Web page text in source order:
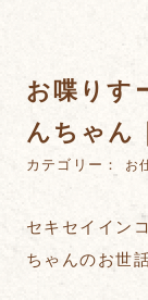
お喋りす
んちゃん
カテゴリー： お
セキセイイン
ちゃんのお世